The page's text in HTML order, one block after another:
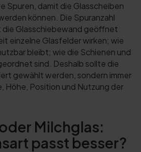
Spuren, damit die Glasscheiben
können. Die Spuranzahl
Glasschiebewand geöffnet
einzelne Glasfelder wirken; wie
bleibt; wie die Schienen und
sind. Deshalb sollte die
gewählt werden, sondern immer
Höhe, Position und Nutzung der
Milchglas:
passt besser?